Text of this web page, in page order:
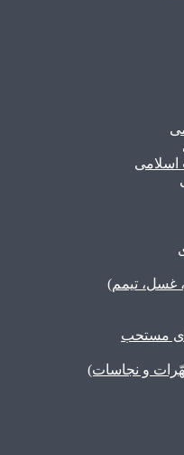
اسلامی
غسل، تیمم)
مستحب
و نجاسات)